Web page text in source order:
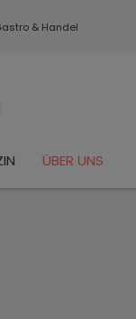
& Handel
ÜBER UNS